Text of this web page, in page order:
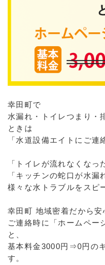
幸田町で
水漏れ・トイレつまり・
ときは
「水道設備エイトにご連
「トイレが流れなくなっ
「キッチンの蛇口が水漏
様々な水トラブルをスピ
幸田町 地域密着だから安
ご連絡時に「ホームペー
と、
基本料金3000円⇒0円の
す。